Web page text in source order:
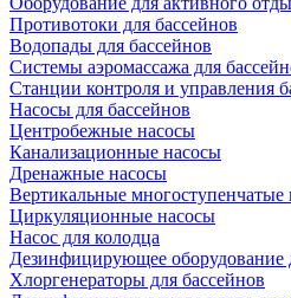
Противотоки для бассейнов
Водопады для бассейнов
Системы аэромассажа для
Станции контроля и управления
Насосы для бассейнов
Центробежные насосы
Канализационные насосы
Дренажные насосы
Вертикальные многоступенчатые
Циркуляционные насосы
Насос для колодца
Дезинфицирующее оборудование
Хлоргенераторы для бассейнов